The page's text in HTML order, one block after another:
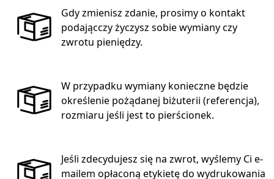
Gdy zmienisz zdanie, prosimy o kontakt
podającczy życzysz sobie wymiany czy
zwrotu pieniędzy.
W przypadku wymiany konieczne będzie
określenie pożądanej biżuterii (referencja),
rozmiaru jeśli jest to pierścionek.
Jeśli zdecydujesz się na zwrot, wyślemy Ci e-
mailem opłaconą etykietę do wydrukowania